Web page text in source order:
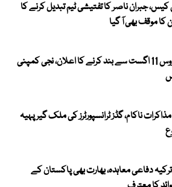
جبران ناصر کا تفتیشی ٹیم تبدیل کرنے کا
کا موقف بھی آ گیا
میٹرو بس سروس 11 اگست سے بند کرنے کا اعلان، نجی کمپنی
ناکام، گڈز ٹرانسپورٹرز کی ملک گیر پہیہ
دفاعی معاہدہ، بھارت بھی پاکستان کے